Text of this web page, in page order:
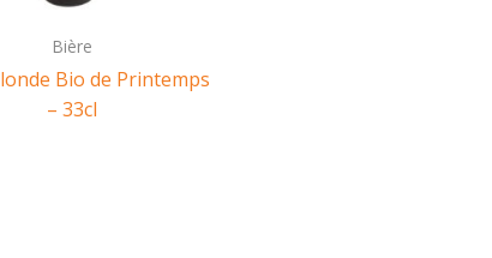
Bière
Bio de Printemps
– 33cl